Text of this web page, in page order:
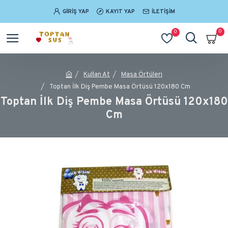
GIRIŞ YAP KAYIT YAP İLETIŞIM
0 0
Kullan At
Masa Örtüleri
Toptan İlk Diş Pembe Masa Örtüsü 120x180 Cm
Toptan İlk Diş Pembe Masa Örtüsü 120x180
Cm